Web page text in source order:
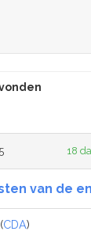
18
van de
(CDA)